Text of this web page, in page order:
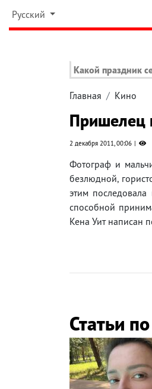
Русский
Какой праздник
Главная Кино
Пришелец
2 декабря 2011, 00:06
Фотограф и
безлюдной,
этим
способной
Кена Уит написан
Статьи